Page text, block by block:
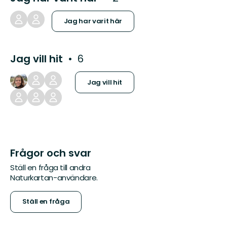
Jag har varit här
Jag vill hit 6
Jag vill hit
Frågor och svar
Ställ en fråga till andra
Naturkartan-användare.
Ställ en fråga